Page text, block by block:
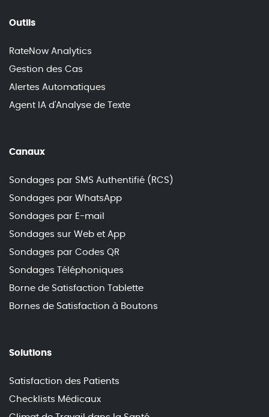
Outils
RateNow Analytics
Gestion des Cas
Alertes Automatiques
Agent IA d'Analyse de Texte
Canaux
Sondages par SMS Authentifié (RCS)
Sondages par WhatsApp
Sondages par E-mail
Sondages sur Web et App
Sondages par Codes QR
Sondages Téléphoniques
Borne de Satisfaction Tablette
Bornes de Satisfaction à Boutons
Solutions
Satisfaction des Patients
Checklists Médicaux